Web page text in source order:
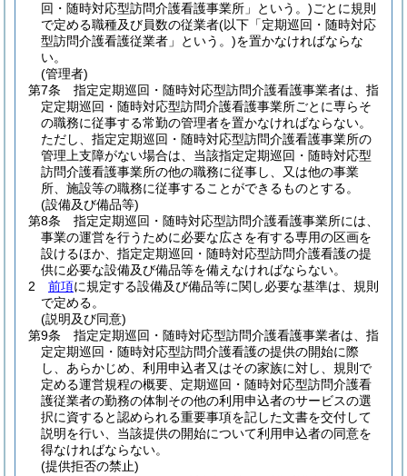
回・随時対応型訪問介護看護事業所」という。)ごとに規則
で定める職種及び員数の従業者(以下「定期巡回・随時対応
型訪問介護看護従業者」という。)を置かなければならな
い。
(管理者)
第7条
指定定期巡回・随時対応型訪問介護看護事業者は、指
定定期巡回・随時対応型訪問介護看護事業所ごとに専らそ
の職務に従事する常勤の管理者を置かなければならない。
ただし、指定定期巡回・随時対応型訪問介護看護事業所の
管理上支障がない場合は、当該指定定期巡回・随時対応型
訪問介護看護事業所の他の職務に従事し、又は他の事業
所、施設等の職務に従事することができるものとする。
(設備及び備品等)
第8条
指定定期巡回・随時対応型訪問介護看護事業所には、
事業の運営を行うために必要な広さを有する専用の区画を
設けるほか、指定定期巡回・随時対応型訪問介護看護の提
供に必要な設備及び備品等を備えなければならない。
2
前項に規定する設備及び備品等に関し必要な基準は、規則
で定める。
(説明及び同意)
第9条
指定定期巡回・随時対応型訪問介護看護事業者は、指
定定期巡回・随時対応型訪問介護看護の提供の開始に際
し、あらかじめ、利用申込者又はその家族に対し、規則で
定める運営規程の概要、定期巡回・随時対応型訪問介護看
護従業者の勤務の体制その他の利用申込者のサービスの選
択に資すると認められる重要事項を記した文書を交付して
説明を行い、当該提供の開始について利用申込者の同意を
得なければならない。
(提供拒否の禁止)